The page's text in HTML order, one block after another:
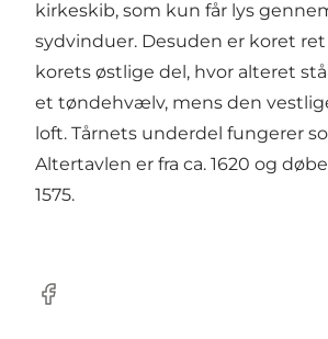
kirkeskib, som kun får lys
sydvinduer. Desuden er koret
korets østlige del, hvor alteret
et tøndehvælv, mens den
loft. Tårnets underdel fungerer
Altertavlen er fra ca. 1620 og
1575.
Facebook